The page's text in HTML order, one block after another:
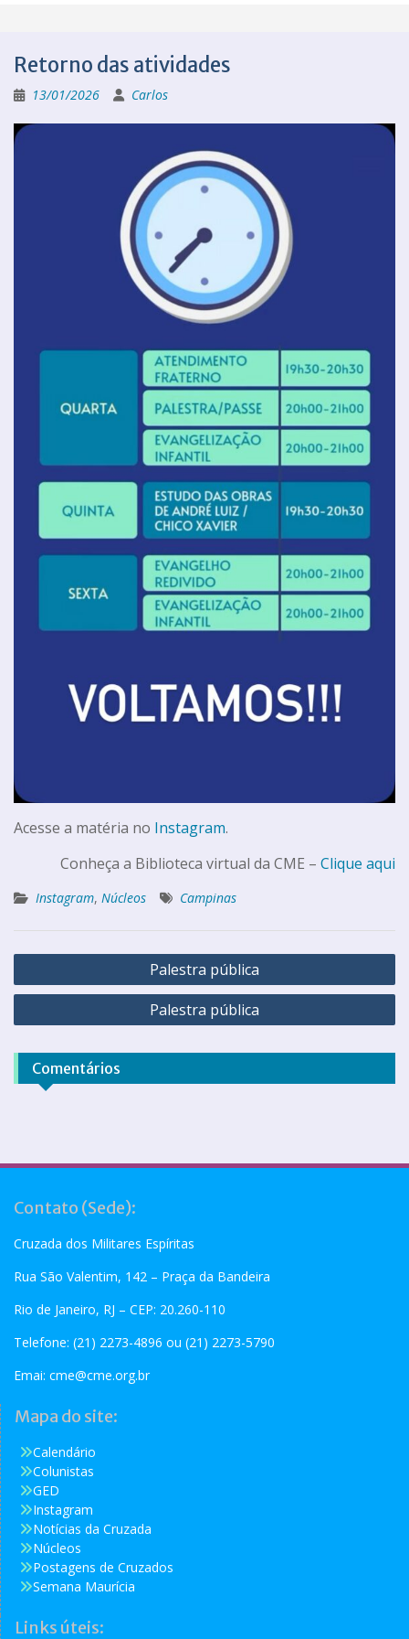
Retorno das atividades
13/01/2026 Carlos
Acesse a matéria no Instagram.
Conheça a Biblioteca virtual da CME – Clique aqui
Instagram, Núcleos Campinas
Palestra pública
Palestra pública
Comentários
Contato (Sede):
Cruzada dos Militares Espíritas
Rua São Valentim, 142 – Praça da Bandeira
Rio de Janeiro, RJ – CEP: 20.260-110
Telefone: (21) 2273-4896 ou (21) 2273-5790
Emai: cme@cme.org.br
Mapa do site:
Calendário
Colunistas
GED
Instagram
Notícias da Cruzada
Núcleos
Postagens de Cruzados
Semana Maurícia
Links úteis: